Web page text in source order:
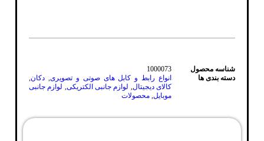
شناسه محصول
1000073
دسته بندی ها
انواع رابط و کابل های صوتی و تصویری, دکان,
کالای دیجیتال, لوازم جانبی الکتریکی, لوازم جانبی
موبایل, محصولات